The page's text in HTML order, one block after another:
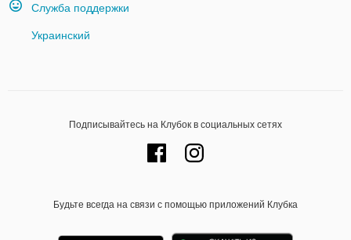
Служба поддержки
Украинский
Подписывайтесь на Клубок в социальных сетях
Будьте всегда на связи с помощью приложений Клубка